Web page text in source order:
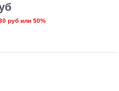
рубили 50%